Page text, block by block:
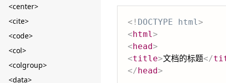
<center>
<cite>
<code>
<col>
<colgroup>
<data>
<! DOCTYPE html>
<html>
<head>
<title>文档的标题</
</head>